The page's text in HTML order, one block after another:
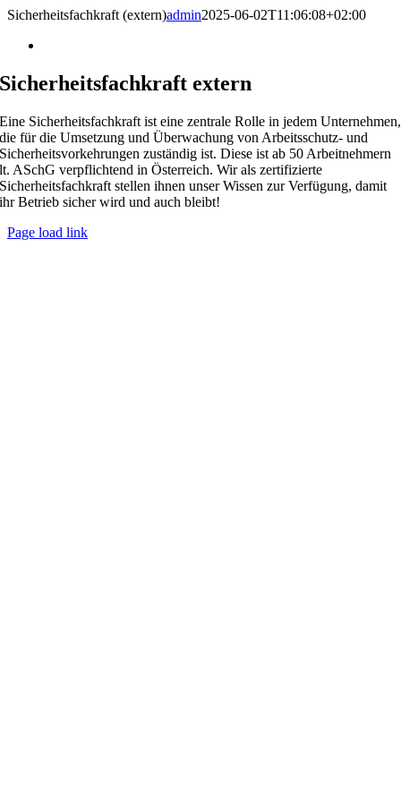
Skip
content
Sicherheitsfachkraft (extern)admin2025-06-02T11:06:08+02:00
Sicherheitsfachkraft extern
Eine Sicherheitsfachkraft ist eine zentrale Rolle in jedem Unternehmen,
die für die Umsetzung und Überwachung von Arbeitsschutz- und
Sicherheitsvorkehrungen zuständig ist. Diese ist ab 50 Arbeitnehmern
lt. ASchG verpflichtend in Österreich. Wir als zertifizierte
Sicherheitsfachkraft stellen ihnen unser Wissen zur Verfügung, damit
ihr Betrieb sicher wird und auch bleibt!
Page load link